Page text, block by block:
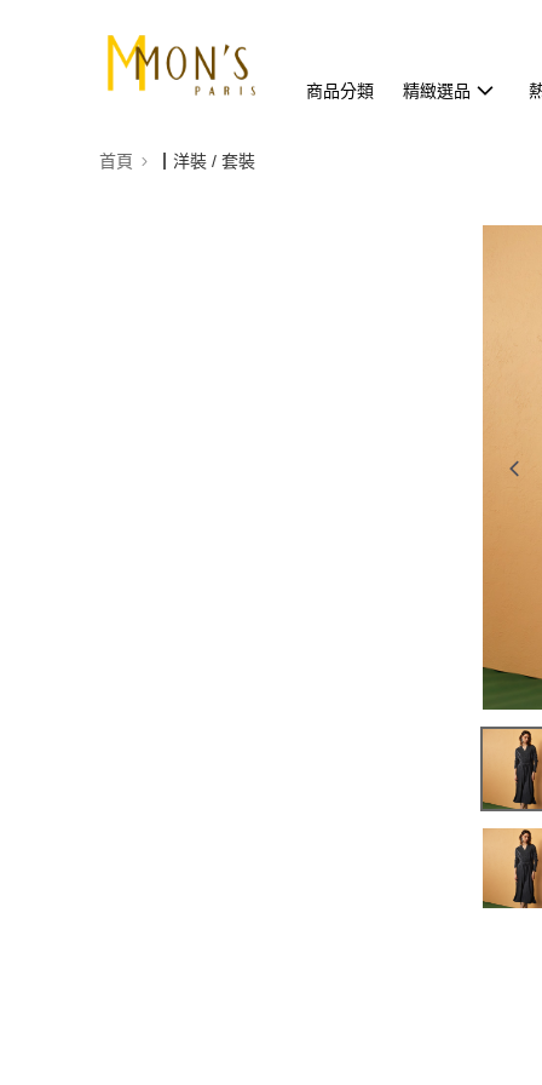
商品分類 精緻選品
首頁 ┃洋裝 / 套裝